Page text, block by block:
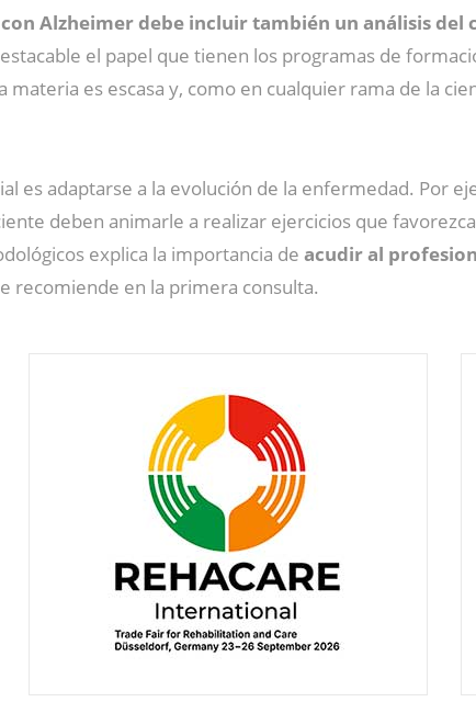
Alzheimer debe incluir también un análisis del
el papel que tienen los programas de
es escasa y, como en cualquier rama de la
es adaptarse a la evolución de la enfermedad. Por
deben animarle a realizar ejercicios que
explica la importancia de acudir al
recomiende en la primera consulta.